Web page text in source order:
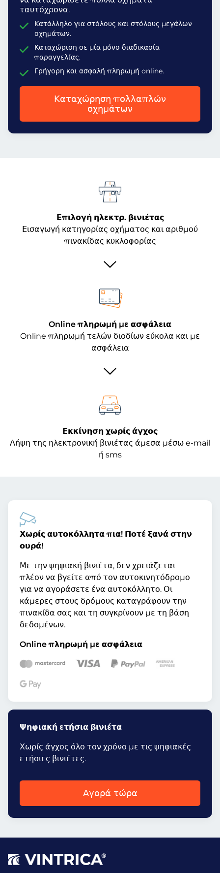
ταυτόχρονα.
Κατάλληλο για στόλους και στόλους μεγάλων
οχημάτων.
Καταχώριση σε μία μόνο διαδικασία
παραγγελίας.
Γρήγορη και ασφαλή πληρωμή online.
Καταχώρηση πολλαπλών
οχημάτων
Επιλογή ηλεκτρ. βινιέτας
Εισαγωγή κατηγορίας οχήματος και αριθμού
πινακίδας κυκλοφορίας
Online πληρωμή με ασφάλεια
Online πληρωμή τελών διοδίων εύκολα και με
ασφάλεια
Εκκίνηση χωρίς άγχος
Λήψη της ηλεκτρονική βινιέτας άμεσα μέσω e-mail
ή sms
Χωρίς αυτοκόλλητα πια! Ποτέ ξανά στην
ουρά!
Με την ψηφιακή βινιέτα, δεν χρειάζεται
πλέον να βγείτε από τον αυτοκινητόδρομο
για να αγοράσετε ένα αυτοκόλλητο. Οι
κάμερες στους δρόμους καταγράφουν την
πινακίδα σας και τη συγκρίνουν με τη βάση
δεδομένων.
Online πληρωμή με ασφάλεια
Ψηφιακή ετήσια βινιέτα
Χωρίς άγχος όλο τον χρόνο με τις ψηφιακές
ετήσιες βινιέτες.
Αγορά τώρα